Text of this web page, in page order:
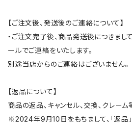
【ご注文後、発送後のご連絡について】
・ご注文完了後、商品発送後につきまし
ールでご連絡をいたします。
別途当店からのご連絡はございません。
【返品について】
商品の返品、キャンセル、交換、クレー
※2024年9月10日をもちまして、「返品